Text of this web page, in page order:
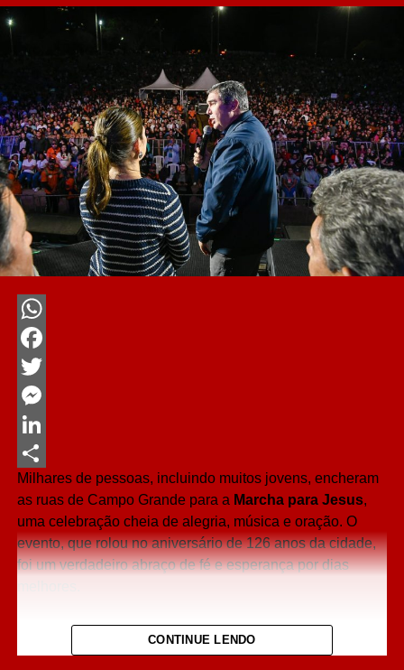
WhatsApp
Facebook
Twitter
Messenger
LinkedIn
Share
Milhares de pessoas, incluindo muitos jovens, encheram
as ruas de Campo Grande para a Marcha para Jesus,
uma celebração cheia de alegria, música e oração. O
evento, que rolou no aniversário de 126 anos da cidade,
foi um verdadeiro abraço de fé e esperança por dias
O Governo do Estado deu uma forcinha para a festa
acontecer, mostrando que apoia eventos que fazem bem
CONTINUE LENDO